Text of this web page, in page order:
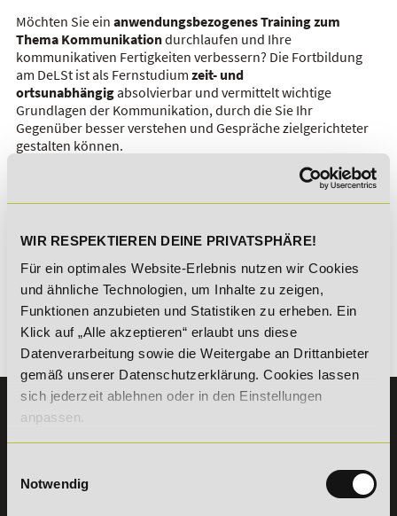
WIR RESPEKTIEREN DEINE PRIVATSPHÄRE!
Für ein optimales Website-Erlebnis nutzen wir Cookies
und ähnliche Technologien, um Inhalte zu zeigen,
Funktionen anzubieten und Statistiken zu erheben. Ein
Klick auf „Alle akzeptieren“ erlaubt uns diese
Datenverarbeitung sowie die Weitergabe an Drittanbieter
gemäß unserer Datenschutzerklärung. Cookies lassen
sich jederzeit ablehnen oder in den Einstellungen
anpassen.
Notwendig
Möchten Sie ein anwendungsbezogenes Training zum
Thema Kommunikationdurchlaufen und Ihre
kommunikativen Fertigkeiten verbessern? Die Fortbildung
am DeLSt ist als Fernstudium zeit- und
ortsunabhängigabsolvierbar und vermittelt wichtige
Grundlagen der Kommunikation, durch die Sie Ihr
Gegenüber besser verstehen und Gespräche zielgerichteter
gestalten können.
auf, wie Sie Ihre beruflichen Ziele durch eine erfolgreiche
Kommunikation erreichen können!
Direkt zur Weiterbildung:
Erfolgreich kommunizieren im Beruf
Zurück
KONTAKT